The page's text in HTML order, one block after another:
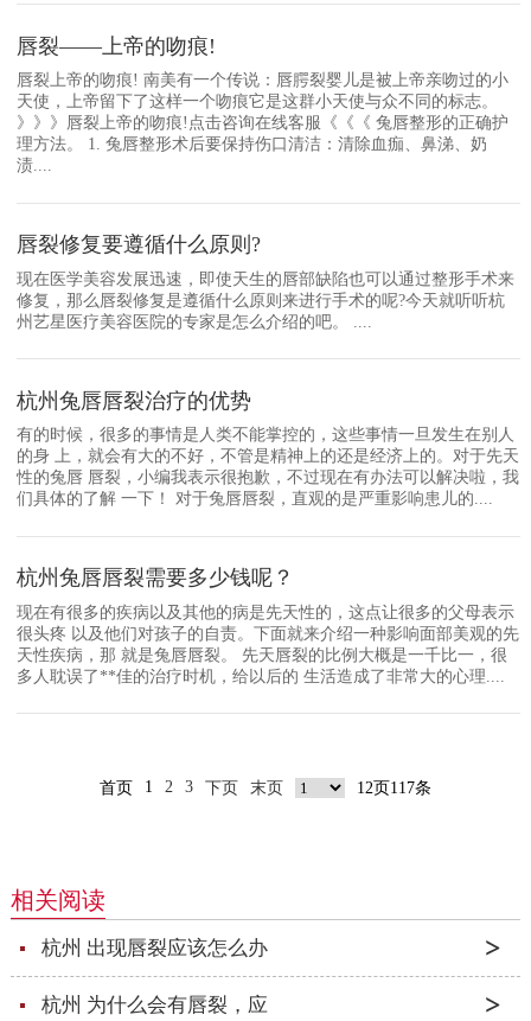
唇裂——上帝的吻痕!
唇裂上帝的吻痕! 南美有一个传说：唇腭裂婴儿是被上帝亲吻过的小
天使，上帝留下了这样一个吻痕它是这群小天使与众不同的标志。
》》》唇裂上帝的吻痕!点击咨询在线客服《《《 兔唇整形的正确护
理方法。 1. 兔唇整形术后要保持伤口清洁：清除血痂、鼻涕、奶
渍....
唇裂修复要遵循什么原则?
现在医学美容发展迅速，即使天生的唇部缺陷也可以通过整形手术来
修复，那么唇裂修复是遵循什么原则来进行手术的呢?今天就听听杭
州艺星医疗美容医院的专家是怎么介绍的吧。 ....
杭州兔唇唇裂治疗的优势
有的时候，很多的事情是人类不能掌控的，这些事情一旦发生在别人
的身 上，就会有大的不好，不管是精神上的还是经济上的。对于先天
性的兔唇 唇裂，小编我表示很抱歉，不过现在有办法可以解决啦，我
们具体的了解 一下！ 对于兔唇唇裂，直观的是严重影响患儿的....
杭州兔唇唇裂需要多少钱呢？
现在有很多的疾病以及其他的病是先天性的，这点让很多的父母表示
很头疼 以及他们对孩子的自责。下面就来介绍一种影响面部美观的先
天性疾病，那 就是兔唇唇裂。 先天唇裂的比例大概是一千比一，很
多人耽误了**佳的治疗时机，给以后的 生活造成了非常大的心理....
首页 1 2 3 下页 末页 12页117条
相关阅读
杭州 出现唇裂应该怎么办
杭州 为什么会有唇裂，应